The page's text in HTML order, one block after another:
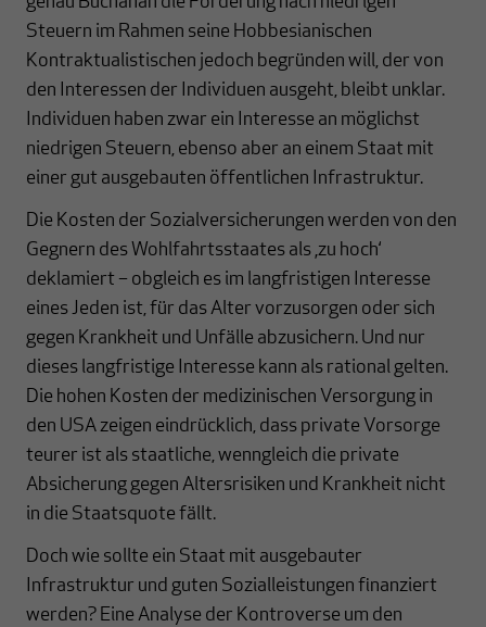
Steuern im Rahmen seine Hobbesianischen
Kontraktualistischen jedoch begründen will, der von
den Interessen der Individuen ausgeht, bleibt unklar.
Individuen haben zwar ein Interesse an möglichst
niedrigen Steuern, ebenso aber an einem Staat mit
einer gut ausgebauten öffentlichen Infrastruktur.
Die Kosten der Sozialversicherungen werden von den
Gegnern des Wohlfahrtsstaates als ‚zu hoch‘
deklamiert – obgleich es im langfristigen Interesse
eines Jeden ist, für das Alter vorzusorgen oder sich
gegen Krankheit und Unfälle abzusichern. Und nur
dieses langfristige Interesse kann als rational gelten.
Die hohen Kosten der medizinischen Versorgung in
den USA zeigen eindrücklich, dass private Vorsorge
teurer ist als staatliche, wenngleich die private
Absicherung gegen Altersrisiken und Krankheit nicht
in die Staatsquote fällt.
Doch wie sollte ein Staat mit ausgebauter
Infrastruktur und guten Sozialleistungen finanziert
werden? Eine Analyse der Kontroverse um den